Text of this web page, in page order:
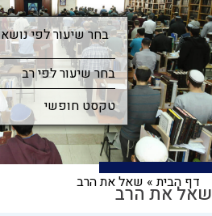
בחר שיעור לפי נושא
בחר שיעור לפי נושא
בחר שיעור לפי רב
דף הבית» שאל את הרבשאל את הרב